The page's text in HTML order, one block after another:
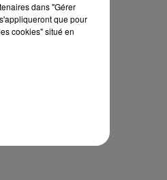
dans "Gérer
que pour
cookies" situé en